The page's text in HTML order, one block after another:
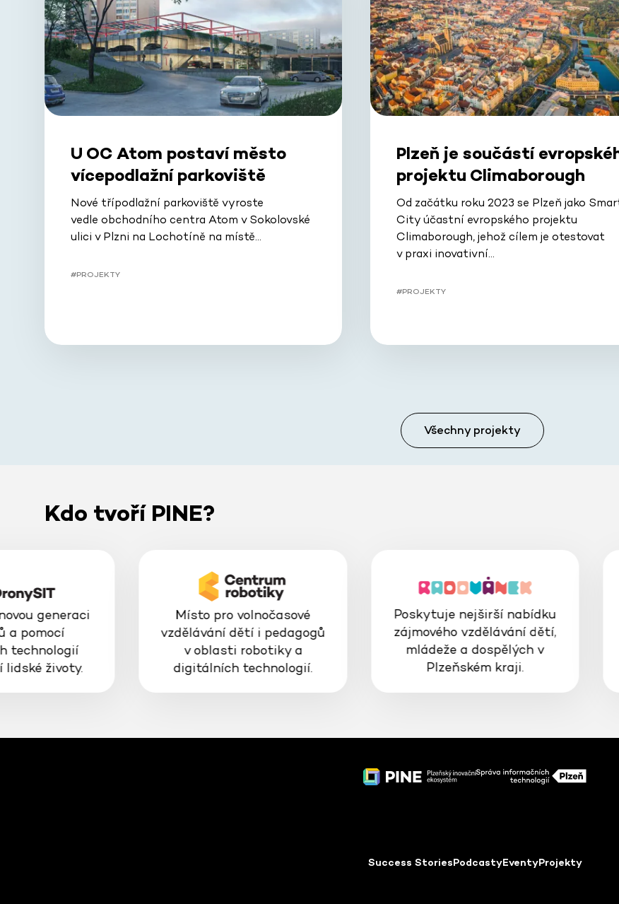
U OC Atom postaví město
vícepodlažní parkoviště
Nové třípodlažní parkoviště vyroste
vedle obchodního centra Atom v Sokolovské
ulici v Plzni na Lochotíně na místě…
#PROJEKTY
Plzeň je součástí
projektu Climaborough
Od začátku roku 2023 se Plzeň jako
City účastní evropského projektu
Climaborough, jehož cílem je otestovat
v praxi inovativní…
#PROJEKTY
Všechny projekty
Kdo tvoří PINE?
generaci
a pomocí
technologií
lidské životy.
Místo pro volnočasové
vzdělávání dětí i pedagogů
v oblasti robotiky a
digitálních technologií.
Poskytuje nejširší nabídku
zájmového vzdělávání dětí,
mládeže a dospělých v
Plzeňském kraji.
Success StoriesPodcastyEventyProjekty